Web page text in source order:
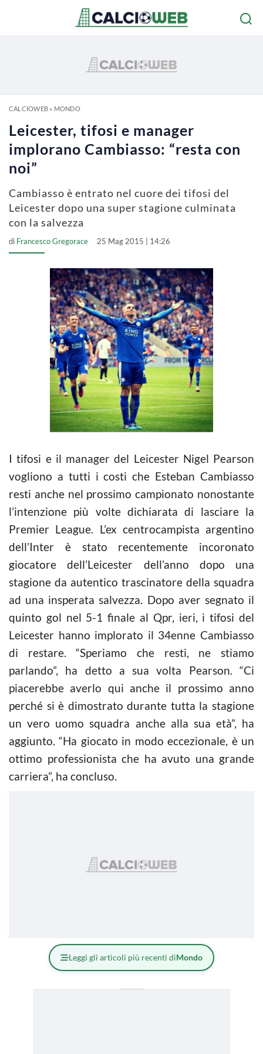
CALCIOWEB» MONDO
Leicester, tifosi e manager
implorano Cambiasso: “resta con
noi”
Cambiasso è entrato nel cuore dei tifosi del
Leicester dopo una super stagione culminata
con la salvezza
di Francesco Gregorace 25 Mag 2015 | 14:26
I tifosi e il manager del Leicester Nigel Pearson
vogliono a tutti i costi che Esteban Cambiasso
resti anche nel prossimo campionato nonostante
l’intenzione più volte dichiarata di lasciare la
Premier League. L’ex centrocampista argentino
dell’Inter è stato recentemente incoronato
giocatore dell’Leicester dell’anno dopo una
stagione da autentico trascinatore della squadra
ad una insperata salvezza. Dopo aver segnato il
quinto gol nel 5-1 finale al Qpr, ieri, i tifosi del
Leicester hanno implorato il 34enne Cambiasso
di restare. “Speriamo che resti, ne stiamo
parlando”, ha detto a sua volta Pearson. “Ci
piacerebbe averlo qui anche il prossimo anno
perché si è dimostrato durante tutta la stagione
un vero uomo squadra anche alla sua età”, ha
aggiunto. “Ha giocato in modo eccezionale, è un
ottimo professionista che ha avuto una grande
carriera”, ha concluso.
Leggi gli articoli più recenti diMondo